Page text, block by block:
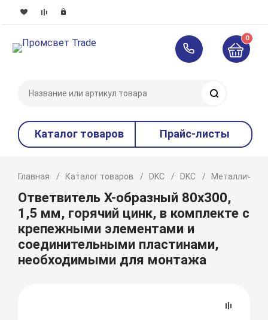
0
Каталог товаров Прайс-листы
Главная Каталог товаров DKC DKC
Ответвитель Х-образный 80х300,
1,5 мм, горячий цинк, в комплекте с
крепежными элементами и
соединительными пластинами,
необходимыми для монтажа